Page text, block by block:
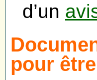
d’un
pour